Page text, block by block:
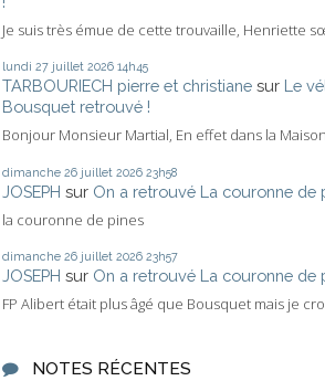
Je suis très émue de cette trouvaille, Henriette
lundi 27 juillet 2026 14h45
TARBOURIECH pierre et christiane sur Le
Bousquet retrouvé !
Bonjour Monsieur Martial, En effet dans la
dimanche 26 juillet 2026 23h58
JOSEPH sur On a retrouvé La couronne de
la couronne de pines
dimanche 26 juillet 2026 23h57
JOSEPH sur On a retrouvé La couronne de
FP Alibert était plus âgé que Bousquet mais je
NOTES RÉCENTES